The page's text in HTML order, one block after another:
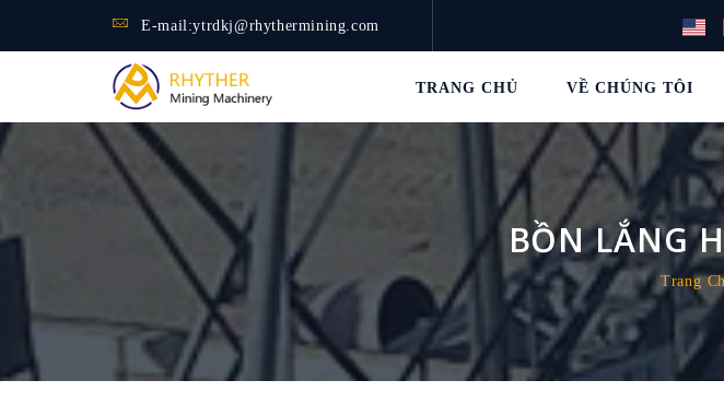
E-mail:ytrdkj@rhythermining.com
TRANG CHỦ VỀ CHÚNG TÔI
BỒN LẮNG
Trang